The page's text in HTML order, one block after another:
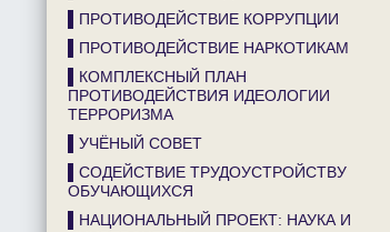
▌ПРОТИВОДЕЙСТВИЕ КОРРУПЦИИ
▌ПРОТИВОДЕЙСТВИЕ НАРКОТИКАМ
▌КОМПЛЕКСНЫЙ ПЛАН
ПРОТИВОДЕЙСТВИЯ ИДЕОЛОГИИ
ТЕРРОРИЗМА
▌УЧЁНЫЙ СОВЕТ
▌СОДЕЙСТВИЕ ТРУДОУСТРОЙСТВУ
ОБУЧАЮЩИХСЯ
▌НАЦИОНАЛЬНЫЙ ПРОЕКТ: НАУКА И